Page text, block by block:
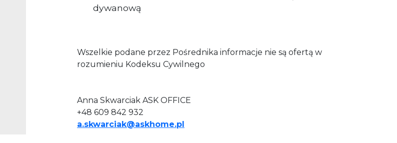
dywanową
Wszelkie podane przez Pośrednika informacje nie są ofertą w
rozumieniu Kodeksu Cywilnego
Anna Skwarciak ASK OFFICE
+48 609 842 932
a.skwarciak@askhome.pl